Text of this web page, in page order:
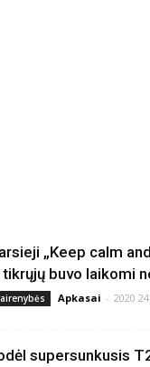
„Keep calm
tikrųjų buvo laikomi
Apkasai - 2020
supersunkusis